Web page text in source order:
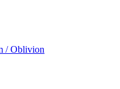
/ Oblivion